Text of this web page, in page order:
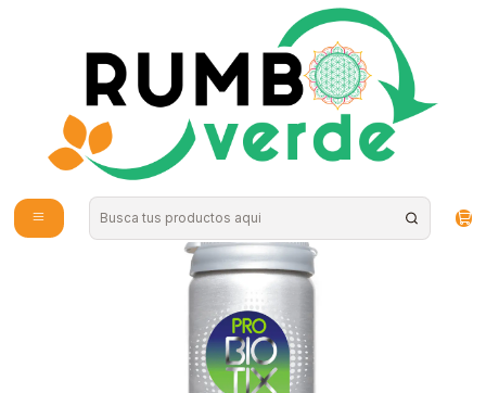
Envío gratis por compras sobre los 59.990 en la provincia de Santiago
Probióticos y Digestión
Biotix Daily (15 billones) 60 cápsulas Newscience